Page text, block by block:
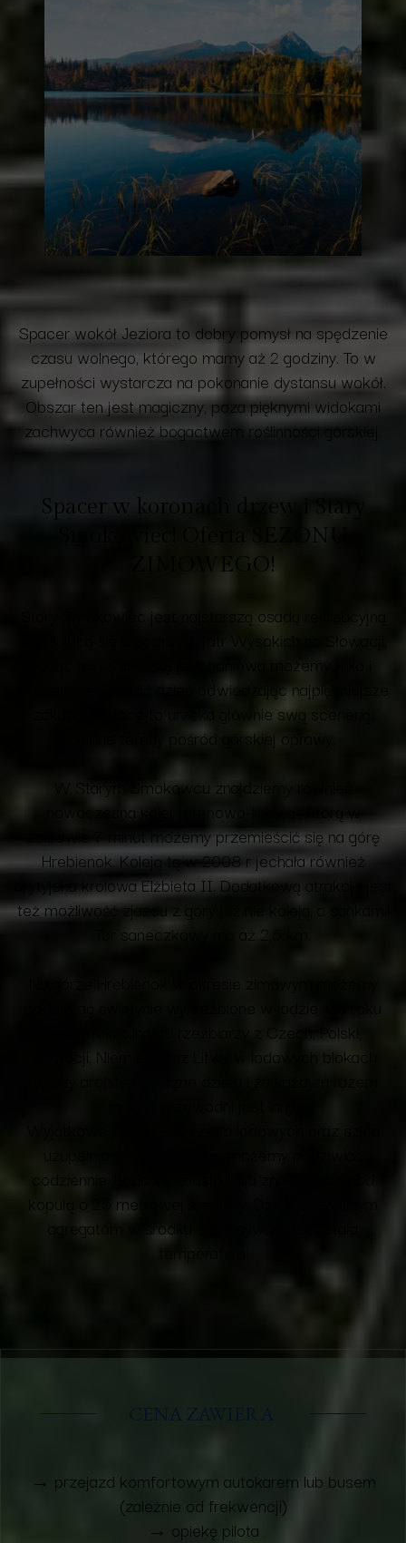
Spacer wokół Jeziora to dobry pomysł na spędzenie
czasu wolnego, którego mamy aż 2 godziny. To w
zupełności wystarcza na pokonanie dystansu wokół.
Obszar ten jest magiczny, poza pięknymi widokami
zachwyca również bogactwem roślinności górskiej.
Spacer w koronach drzew i Stary
SEZONU
ZIMOWEGO!
Stary Smokowiec jest najstarszą osadą rekreacyjną
znajdującą się u podnóża Tatr Wysokich na Słowacji,
jadąc na wycieczkę jednodniową możemy miło i
przyjemnie spędzić dzień odwiedzając najpiękniejsze
zakątki. Miejsce to urzeka głównie swą scenerią,
zielone tereny pośród górskiej oprawy.
W Starym Smokowcu znajdziemy również
nowoczesną kolej terenowo-linową , którą w
zaledwie 7 minut możemy przemieścić się na górę
Hrebienok. Koleją tą w 2008 r jechała również
brytyjska królowa Elżbieta II. Dodatkową atrakcją jest
też możliwość zjazdu z góry już nie koleją, a sankami!
Tor saneczkowy ma aż 2,5 km.
bowiem kilkunastu rzeźbiarzy z Czech, Polski,
Słowacji, Niemiec oraz Litwy w lodowych blokach
codziennie. Lodowa konstrukcja znajduje się pod
kopułą o 25 metrowej średnicy. Dzięki specjalnym
agregatom w środku utrzymywana jest stała
temperatura.
→ przejazd komfortowym autokarem lub busem
(zależnie od frekwencji)
→ opiekę pilota